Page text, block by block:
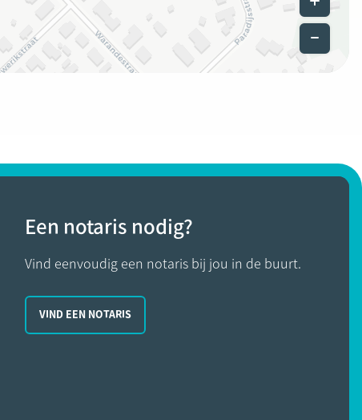
Een notaris nodig?
Vind eenvoudig een notaris bij jou in de buurt.
VIND EEN NOTARIS